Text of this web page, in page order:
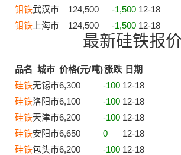
钼铁武汉市 124,500 -1,500 12-18
钼铁 上海市 124,500 -1,500 12-18
最新硅铁报价
品名 城市 价格(元/吨)涨跌 日期
硅铁无锡市6,300 -100 12-18
硅铁洛阳市6,100 -100 12-18
硅铁天津市6,200 -100 12-18
硅铁安阳市6,650 0
12-18
硅铁包头市6,200 -100 12-18